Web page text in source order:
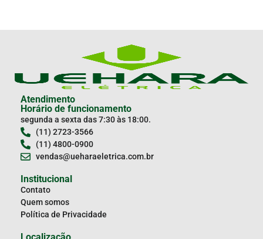
Atendimento
Horário de funcionamento
segunda a sexta das 7:30 às 18:00.
(11) 2723-3566
(11) 4800-0900
vendas@ueharaeletrica.com.br
Institucional
Contato
Quem somos
Política de Privacidade